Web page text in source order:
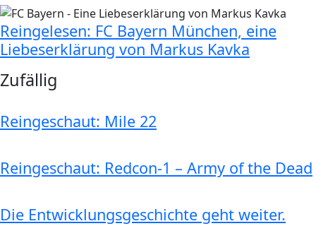
Reingelesen: FC Bayern München, eine
Liebeserklärung von Markus Kavka
Zufällig
Reingeschaut: Mile 22
Reingeschaut: Redcon-1 – Army of the Dead
Die Entwicklungsgeschichte geht weiter.